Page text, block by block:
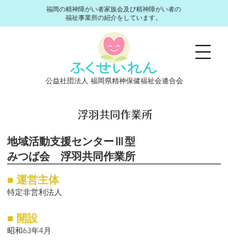
​公益社団法人 福岡県精神保健福祉会連合会
​福岡の精神障がい者家族会及び精神障がい者の
福祉事業所の紹介をしています。
浮羽共同作業所
地域活動支援センターⅢ型
みつば会 浮羽共同作業所
■ 運営主体
特定非営利法人
■ 開設
昭和63年4月